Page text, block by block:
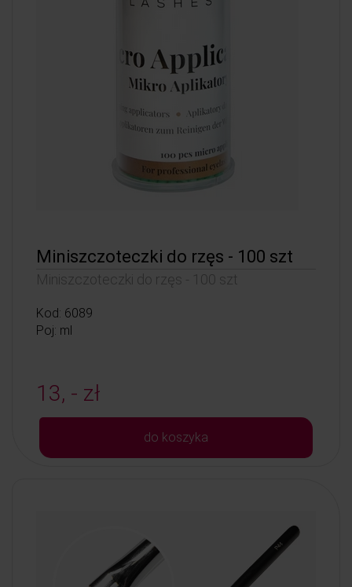
Miniszczoteczki do rzęs - 100 szt
Miniszczoteczki do rzęs - 100 szt
Kod: 6089
Poj: ml
13, - zł
do koszyka